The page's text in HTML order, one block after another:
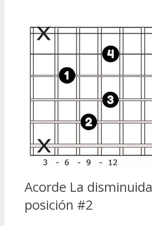
Acorde La disminuida
posición #2